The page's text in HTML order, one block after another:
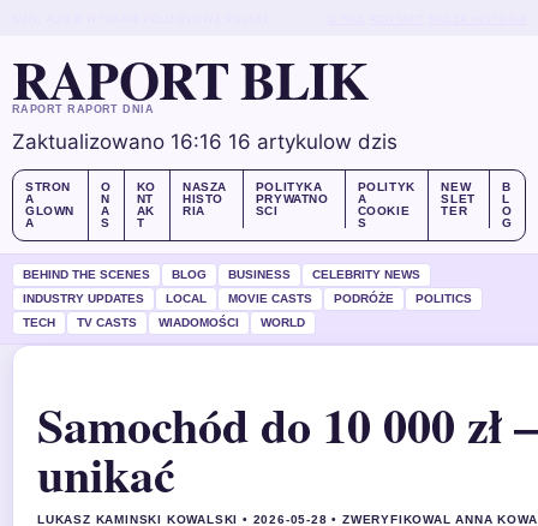
RAPORT BLIK
RAPORT RAPORT DNIA
Zaktualizowano 16:16 16 artykulow dzis
STRON
A
GLOWN
A
O
N
A
S
KO
NT
AK
T
NASZA
HISTO
RIA
POLITYKA
PRYWATNO
SCI
POLITYK
A
COOKIE
S
NEW
SLET
TER
B
L
O
G
BEHIND THE SCENES BLOG BUSINESS
CELEBRITY NEWS
INDUSTRY UPDATES
LOCAL MOVIE CASTS PODRÓŻE
POLITICS
TECH
TV CASTS WIADOMOŚCI WORLD
Samochód do 10 000 zł
unikać
LUKASZ KAMINSKI KOWALSKI • 2026-05-28 • ZWERYFIKOWAL ANNA